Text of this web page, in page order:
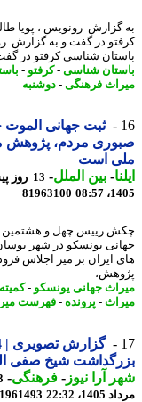
رونویس ، پویا طالب
در گفت و به گزارش رونویس
شناسی کرفتو در گفت و
شناسی-کرفتو-باستان
فرهنگی-دوشنبه
مردم، پژوهش
است
-بین الملل-
81963100
رییس چهل و هشتمین
یونسکو در شهر بوسان کره
ایران بر میز اجلاس فرود
جهانی یونسکو-کمیته
- پرونده -فهرست میراث
گزارش
شیخ صفی الدین
آرا نیوز-فرهنگی-
22:32
81961493